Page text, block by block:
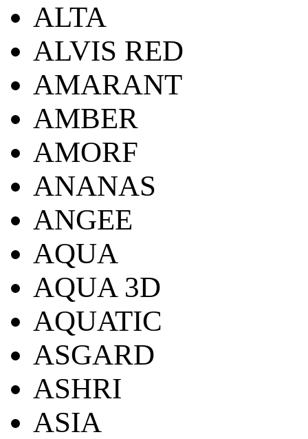
ALTA
ALVIS RED
AMARANT
AMBER
AMORF
ANANAS
ANGEE
AQUA
AQUA 3D
AQUATIC
ASGARD
ASHRI
ASIA